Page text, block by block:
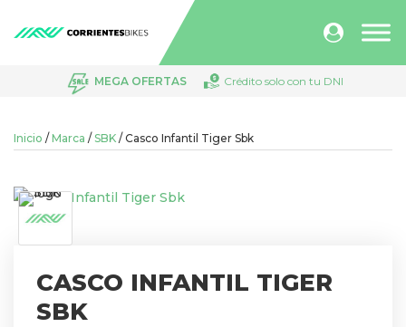
Búsqueda
MEGA OFERTAS Crédito solo con tu DNI
Inicio / Marca / SBK / Casco Infantil Tiger Sbk
CASCO INFANTIL TIGER
SBK